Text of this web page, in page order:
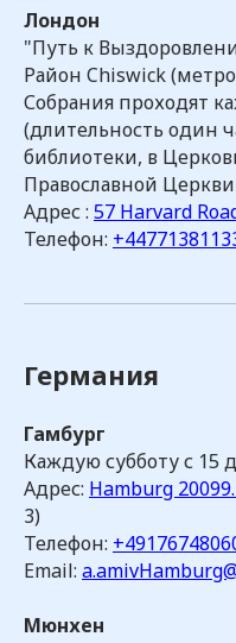
Лондон
"Путь к
Район Chiswick
Собрания проходят
(длительность один
библиотеки, в
Православной Церкви
Адрес : 57 Harvard
Телефон:
Германия
Гамбург
Каждую субботу с 15
Адрес: Hamburg
3)
Телефон:
Email:
Мюнхен